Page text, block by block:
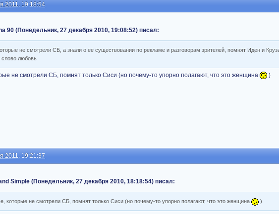
2011, 19:18:54
90 (Понедельник, 27 декабря 2010, 19:08:52) писал:
не смотрели СБ, а знали о ее существовании по рекламе и разговорам зрителей, помнят Иден и
любовь
не смотрели СБ, помнят только Сиси (но почему-то упорно полагают, что это женщина )
2011, 19:21:37
Simple (Понедельник, 27 декабря 2010, 18:18:54) писал:
которые не смотрели СБ, помнят только Сиси (но почему-то упорно полагают, что это женщина )